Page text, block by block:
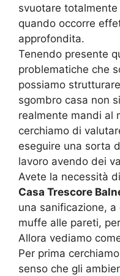
svuotare
quando occorre
approfondita.
Tenendo presente
problematiche che
possiamo
sgombro casa non
realmente mandi al
cerchiamo di
eseguire una sorta
lavoro avendo dei
Avete la necessità
Casa Trescore
una sanificazione,
muffe alle pareti,
Allora vediamo
Per prima
senso che gli